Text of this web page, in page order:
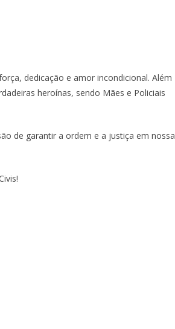
dedicação e amor incondicional. Além
heroínas, sendo Mães e Policiais
de garantir a ordem e a justiça em nossa